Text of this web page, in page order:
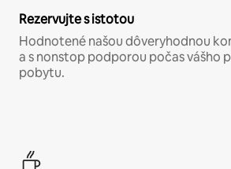
Rezervujte s istotou
Hodnotené našou dôveryhodnou
a s nonstop podporou počas vášho
pobytu.